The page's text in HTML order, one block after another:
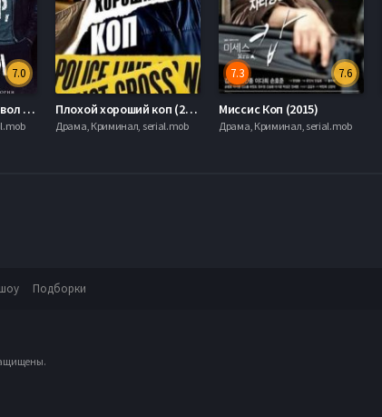
7.0
Гангстер, коп и дьявол (2019) Плохой хороший коп (2016)
Драма, Криминал, serial.mob
7.6
7.3
Миссис Коп (2015)
Драма, Криминал, serial.mob
Подборки